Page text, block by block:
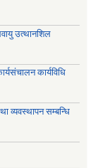
उत्थानशिल
कार्यविधि
व्यवस्थापन सम्बन्धि